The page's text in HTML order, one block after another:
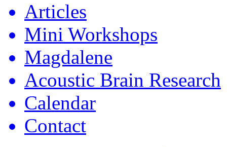
Articles
Mini Workshops
Magdalene
Acoustic Brain Research
Calendar
Contact